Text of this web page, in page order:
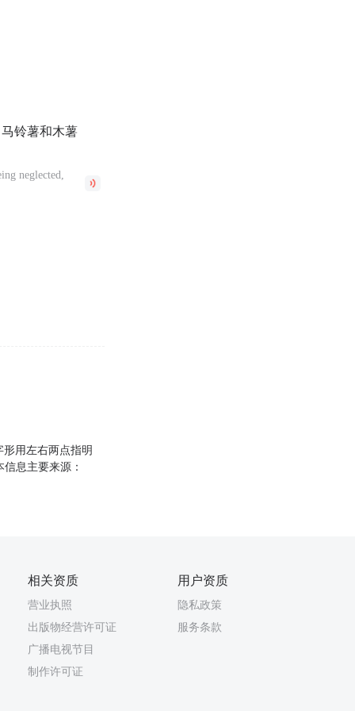
铃薯和木薯
neglected,
用左右两点指明
息主要来源：
相关资质
营业执照
出版物经营许可证
广播电视节目
制作许可证
用户资质
隐私政策
服务条款